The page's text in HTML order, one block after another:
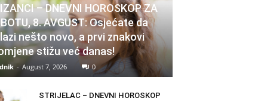
– DNEVNI HOROSKOP ZA
8. AVGUST: Osjećate da
nešto novo, a prvi znakovi
stižu već danas!
- August 7, 2026 0
STRIJELAC – DNEVNI HOROSKOP